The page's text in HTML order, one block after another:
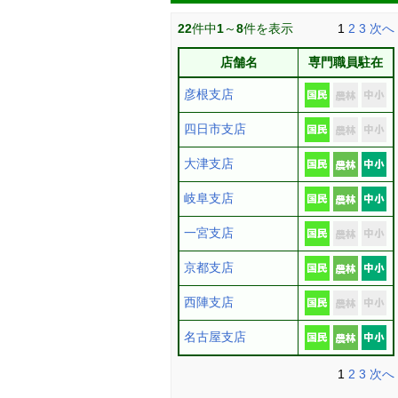
22件中1～8件を表示 1 2 3 次へ
店舗名 専門職員駐在
彦根支店
四日市支店
大津支店
岐阜支店
一宮支店
京都支店
西陣支店
名古屋支店
1 2 3 次へ